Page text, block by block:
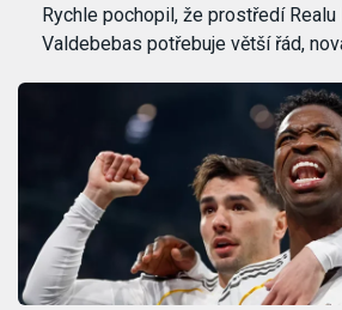
Rychle pochopil, že prostředí Realu
Valdebebas potřebuje větší řád,